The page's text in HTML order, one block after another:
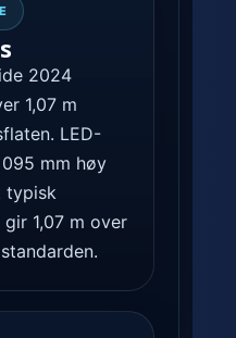
2024
1,07 m
LED-
mm høy
typisk
1,07 m over